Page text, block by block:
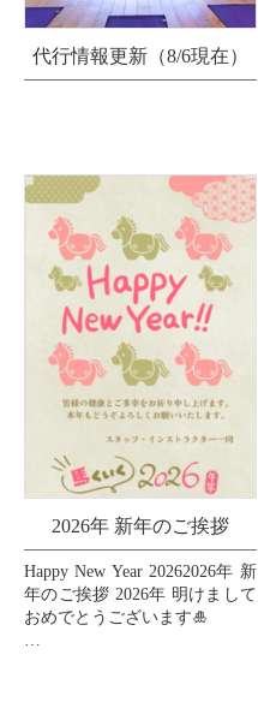
代行情報更新（8/6現在）
2026年 新年のご挨拶
Happy New Year 20262026年 新
年のご挨拶 2026年 明けまして
おめでとうございます🎍